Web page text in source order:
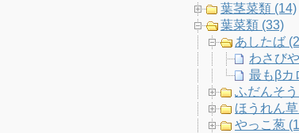
葉茎菜類 (14)
葉菜類 (33)
あしたば
わさび
最もβカ
ふだんそ
ほうれん
やっこ葱